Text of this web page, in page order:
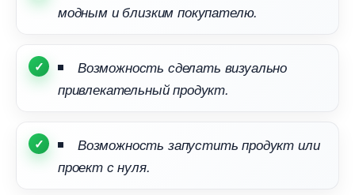
модным и близким покупателю.
озможность сделать визуально
привлекательный продукт.
озможность запустить продукт или
проект с нуля.